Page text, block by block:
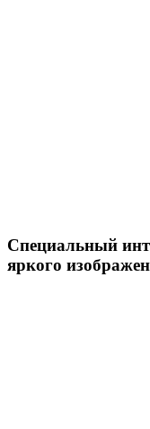
Специальный
яркого